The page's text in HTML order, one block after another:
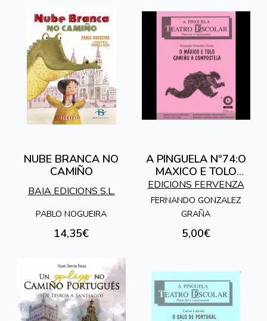
NUBE BRANCA NO
CAMIÑO
BAIA EDICIONS S.L.
PABLO NOGUEIRA
14,35€
A PINGUELA Nº74:O
MAXICO E TOLO
CAMIÑO A
COMPOSTELA
EDICIONS FERVENZA
FERNANDO GONZALEZ
GRAÑA
5,00€